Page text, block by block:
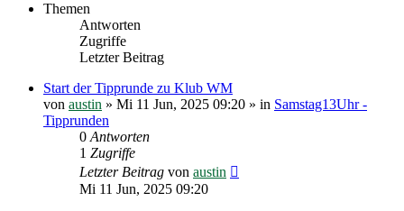
Themen
Antworten
Zugriffe
Letzter Beitrag
Start der Tipprunde zu Klub WM
von austin » Mi 11 Jun, 2025 09:20 » in Samstag13Uhr -
Tipprunden
0Antworten
1 Zugriffe
Letzter Beitrag von austin
Mi 11 Jun, 2025 09:20